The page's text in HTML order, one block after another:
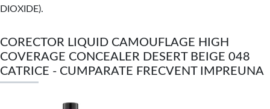
DIOXIDE).
CORECTOR LIQUID CAMOUFLAGE HIGH
COVERAGE CONCEALER DESERT BEIGE 048
CATRICE - CUMPARATE FRECVENT IMPREUNA